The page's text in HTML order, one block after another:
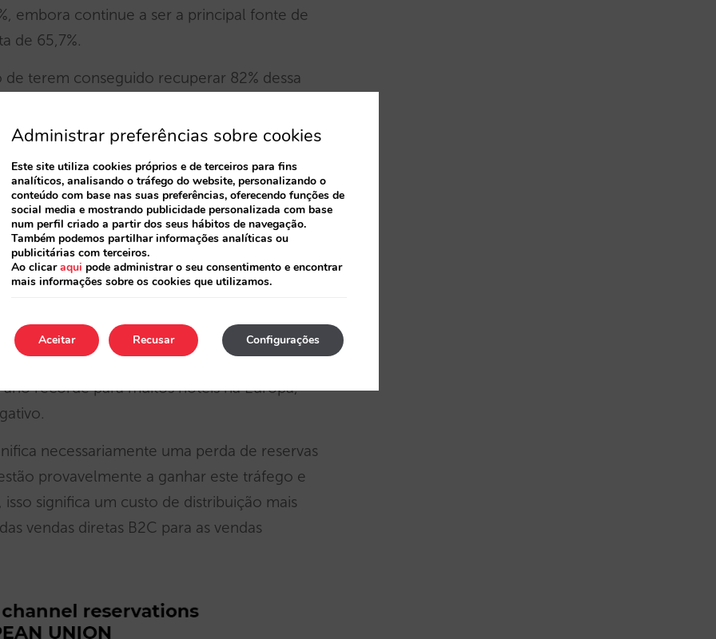
embora continue a ser a principal fonte de
de 65,7%.
terem conseguido recuperar 82% dessa
do Google, mais especificamente 1,5% de
Ads) e 2,0% de pesquisa orgânica.
das reservas diretas de outros
o Trivago e o Tripadvisor, que passaram
os hotéis seria de -0,8% (4,5% – 1,5% –
as nossasanálises anteriores
. Não parece um
recorde para muitos hotéis na Europa,
necessariamente uma perda de reservas
provavelmente a ganhar este tráfego e
significa um custo de distribuição mais
vendas diretas B2C para as vendas
Administrar preferências sobre cookies
Este site utiliza cookies próprios e de terceiros para fins
analíticos, analisando o tráfego do website, personalizando o
conteúdo com base nas suas preferências, oferecendo funções de
social media e mostrando publicidade personalizada com base
num perfil criado a partir dos seus hábitos de navegação.
Também podemos partilhar informações analíticas ou
publicitárias com terceiros.
Ao clicaraqui pode administrar o seu consentimento e encontrar
mais informações sobre os cookies que utilizamos.
Aceitar Configurações
Recusar